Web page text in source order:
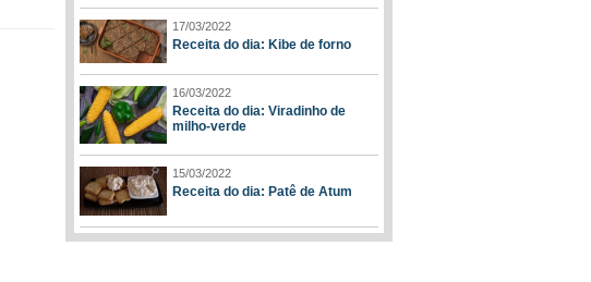
17/03/2022
Receita do dia: Kibe de forno
16/03/2022
Receita do dia: Viradinho de
milho-verde
15/03/2022
Receita do dia: Patê de Atum